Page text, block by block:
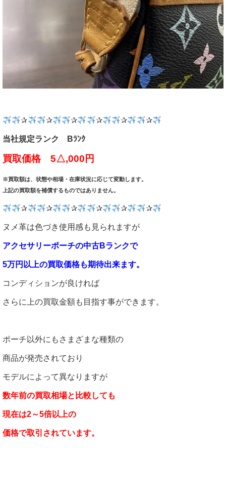
✰ ✰ ✰ ✰ ✰ ✰
当社規定ランク Bﾗﾝｸ
買取価格 5△,000円
※買取額は、状態や相場・在庫状況に応じて変動します。
上記の買取額を補償するものではありません。
✰ ✰ ✰ ✰ ✰ ✰
ヌメ革は色づき使用感も見られますが
アクセサリーポーチの中古Bランクで
5万円以上の買取価格も期待出来ます。
コンディションが良ければ
さらに上の買取金額も目指す事ができます。
ポーチ以外にもさまざまな種類の
商品が発売されており
モデルによって異なりますが
数年前の買取相場と比較しても
現在は2～5倍以上の
価格で取引されています。